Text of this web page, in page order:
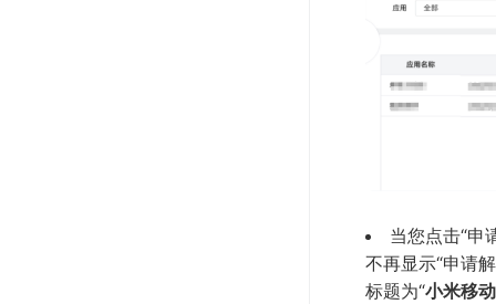
当您点击“申
不再显示“申请
标题为“小米移